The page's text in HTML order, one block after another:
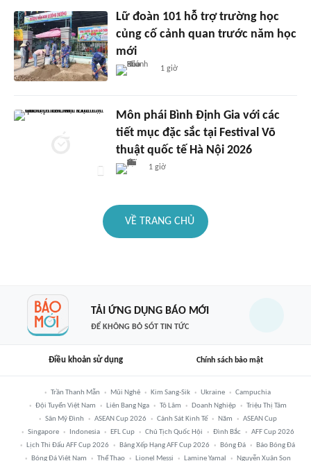
Lữ đoàn 101 hỗ trợ trường học
củng cố cảnh quan trước năm học
mới
1 giờ
Môn phái Bình Định Gia với các
tiết mục đặc sắc tại Festival Võ
thuật quốc tế Hà Nội 2026
1 giờ
VỀ TRANG CHỦ
TẢI ỨNG DỤNG BÁO MỚI
ĐỂ KHÔNG BỎ SÓT TIN TỨC
Điều khoản sử dụng Chính sách bảo mật
Trần Thanh Mẫn Mũi Nghê Kim Sang-Sik Ukraine
Campuchia
Đội Tuyển Việt Nam
Liên Bang Nga Tô Lâm Doanh Nghiệp
Triệu Thị Tâm
Sân Mỹ Đình
ASEAN Cup 2026 Cảnh Sát Kinh Tế Năm
ASEAN Cup
Singapore
Indonesia EFL Cup Chủ Tịch Quốc Hội Đình Bắc
AFF Cup 2026
Lịch Thi Đấu AFF Cup 2026
Bảng Xếp Hạng AFF Cup 2026 Bóng Đá
Báo Bóng Đá
Bóng Đá Việt Nam
Thể Thao Lionel Messi Lamine Yamal Nguyễn Xuân Son